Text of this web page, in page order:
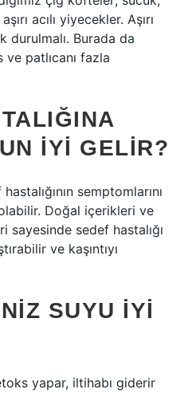
acılı yiyecekler. Aşırı
durulmalı. Burada da
patlıcanı fazla
IYI GELIR?
semptomlarını
Doğal içerikleri ve
sayesinde sedef hastalığı
ve kaşıntıyı
SUYU IYI
yapar, iltihabı giderir